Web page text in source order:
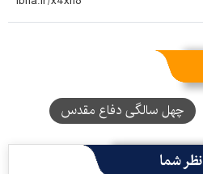
چهل‌ سالگی دفاع مقدس
نظر شما